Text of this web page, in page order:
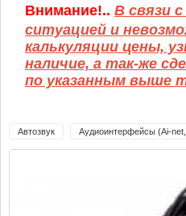
Внимание!.. В связи
ситуацией и
калькуляции цены,
наличие, а так-же
по указанным выше
Автозвук Аудиоинтерфейсы (Ai-